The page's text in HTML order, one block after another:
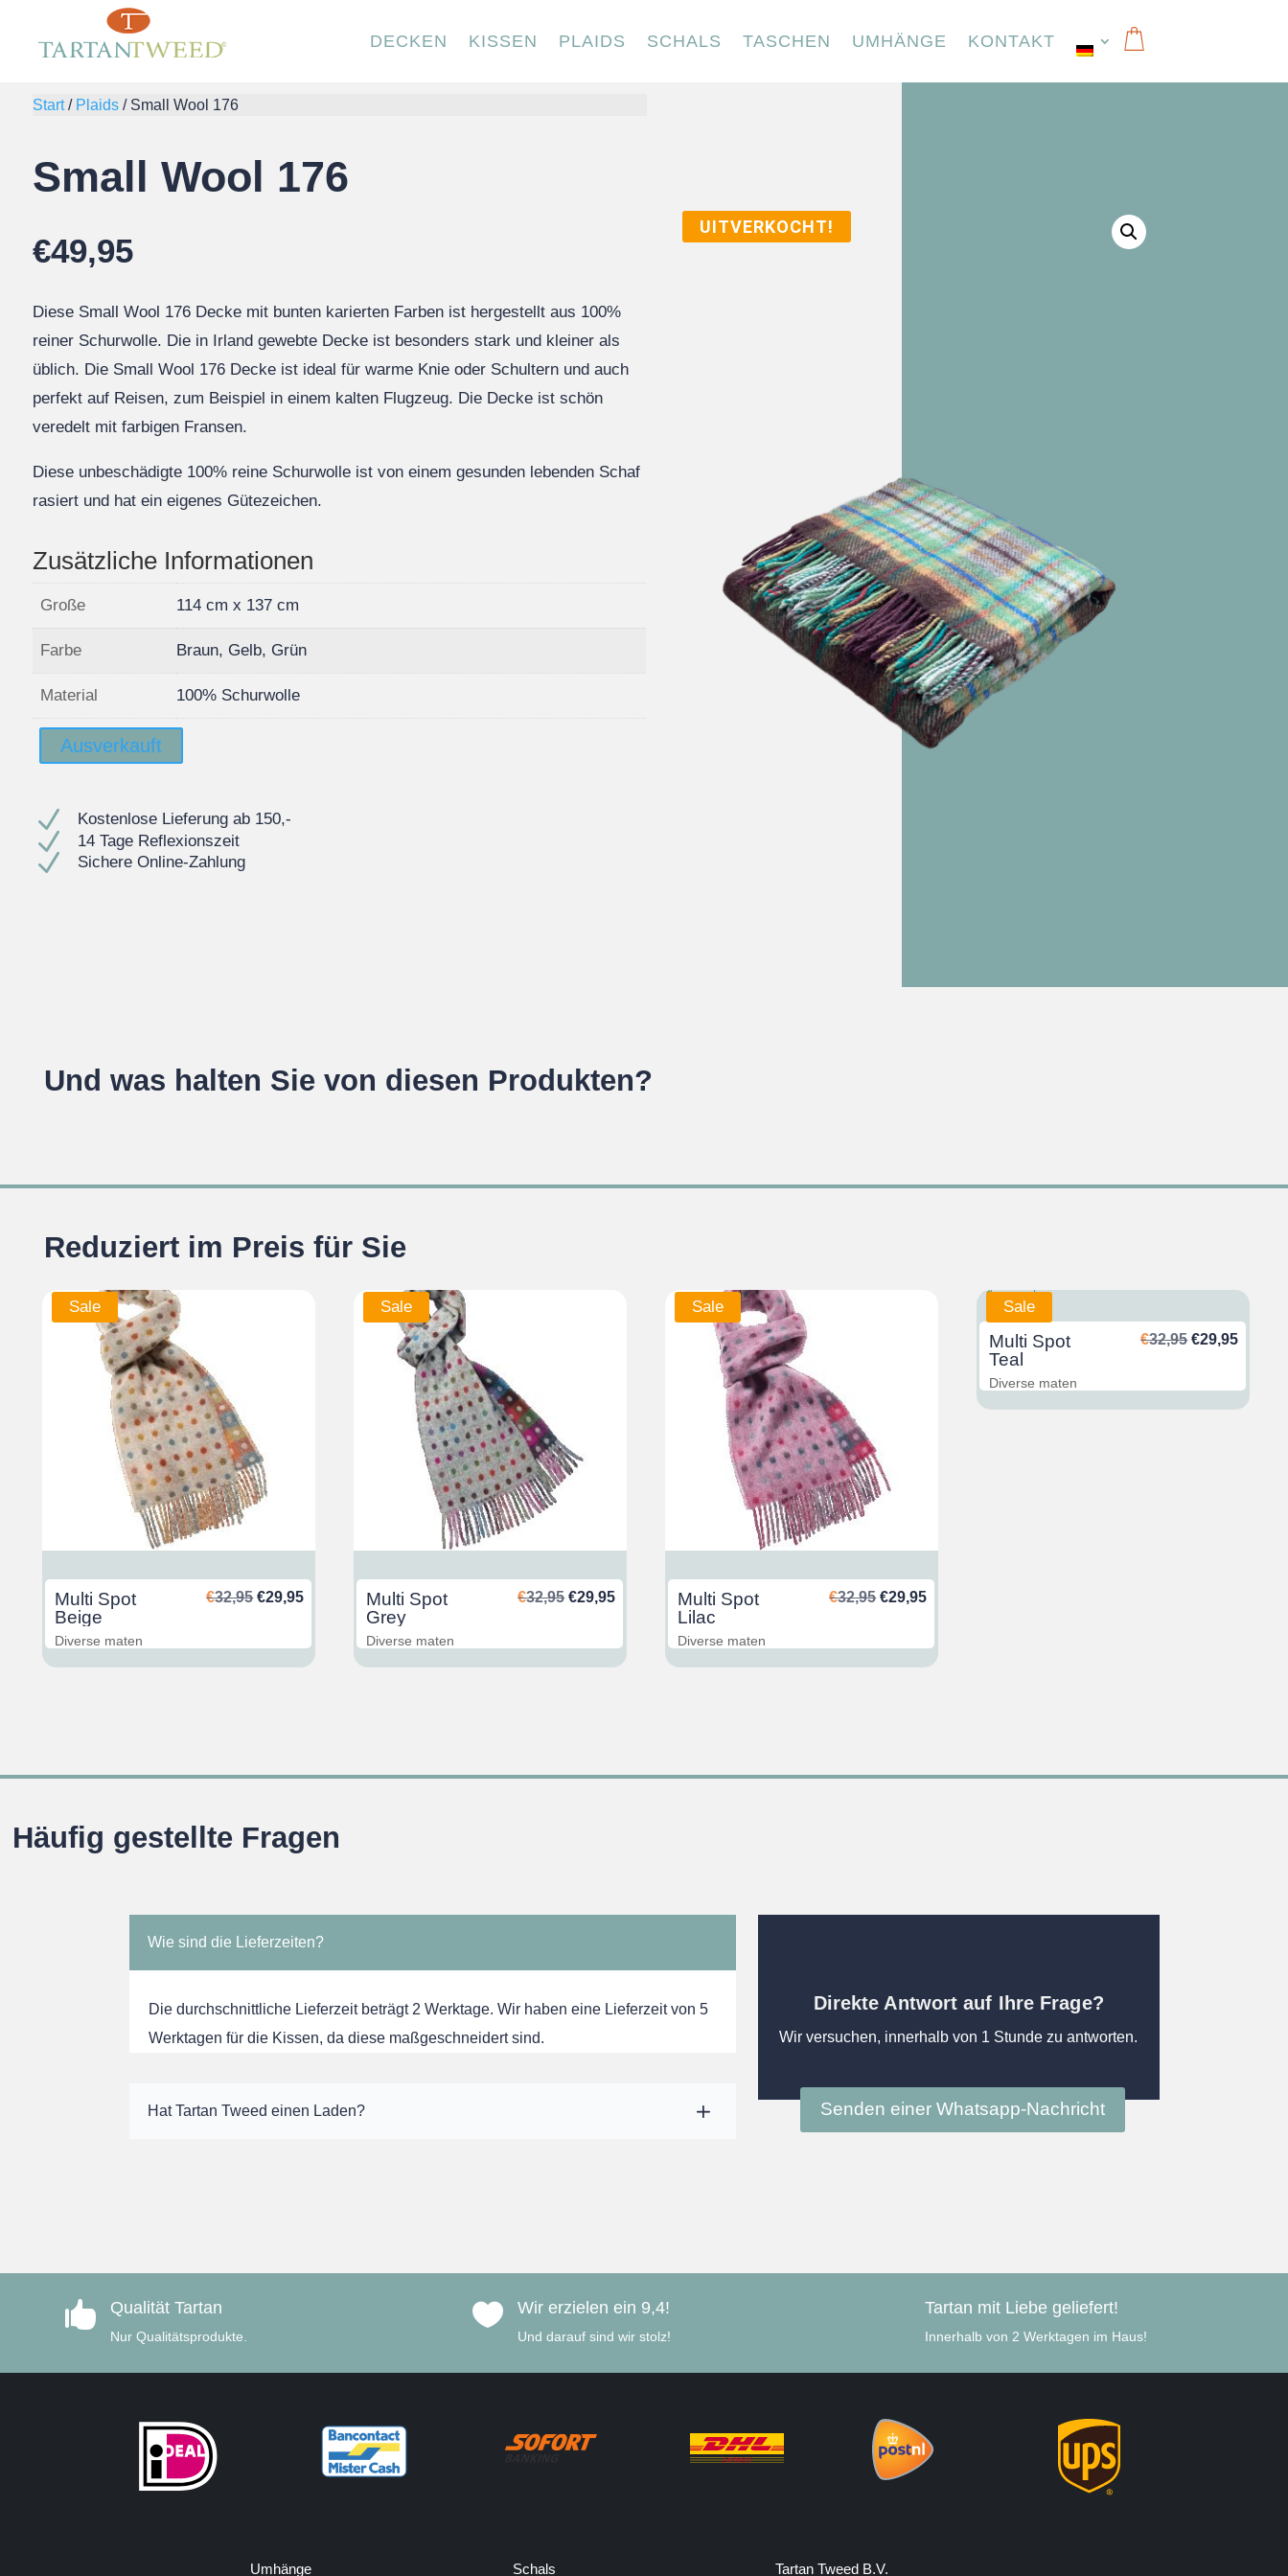
DECKEN KISSEN PLAIDS SCHALS TASCHEN UMHÄNGE KONTAKT
Start/ Plaids / Small Wool 176
Small Wool 176
€49,95
Diese Small Wool 176 Decke mit bunten karierten Farben ist hergestellt aus 100%
reiner Schurwolle. Die in Irland gewebte Decke ist besonders stark und kleiner als
üblich. Die Small Wool 176 Decke ist ideal für warme Knie oder Schultern und auch
perfekt auf Reisen, zum Beispiel in einem kalten Flugzeug. Die Decke ist schön
veredelt mit farbigen Fransen.
Diese unbeschädigte 100% reine Schurwolle ist von einem gesunden lebenden Schaf
rasiert und hat ein eigenes Gütezeichen.
Zusätzliche Informationen
Große 114 cm x 137 cm
Farbe Braun, Gelb, Grün
Material 100% Schurwolle
Ausverkauft
N Kostenlose Lieferung ab 150,-
N 14 Tage Reflexionszeit
N Sichere Online-Zahlung
UITVERKOCHT!
Und was halten Sie von diesen Produkten?
Reduziert im Preis für Sie
Sale
Multi Spot
Beige
€32,95 Ursprünglicher
€32,95
€29,95Aktueller
€29,95.
Diverse maten
Sale
Multi Spot
Grey
€32,95 Ursprünglicher
€32,95
€29,95Aktueller
€29,95.
Diverse maten
Sale
Multi Spot
Lilac
€32,95 Ursprünglicher
€32,95
€29,95Aktueller
€29,95.
Diverse maten
Sale
Multi Spot
Teal
€32,95
€32,95
€29,95
€29,95.
Diverse maten
Häufig gestellte Fragen
Wie sind die Lieferzeiten?
Die durchschnittliche Lieferzeit beträgt 2 Werktage. Wir haben eine Lieferzeit von 5
Werktagen für die Kissen, da diese maßgeschneidert sind.
Hat Tartan Tweed einen Laden?
Direkte Antwort auf Ihre Frage?
Wir versuchen, innerhalb von 1 Stunde zu antworten.
Senden einer Whatsapp-Nachricht
 Qualität Tartan
Nur Qualitätsprodukte.
 Wir erzielen ein 9,4!
Und darauf sind wir stolz!
Tartan mit Liebe geliefert!
Innerhalb von 2 Werktagen im Haus!
Umhänge Schals Tartan Tweed B.V.